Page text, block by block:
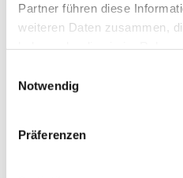
Partner führen diese
weiteren Daten zusammen,
Notwendig
Präferenzen